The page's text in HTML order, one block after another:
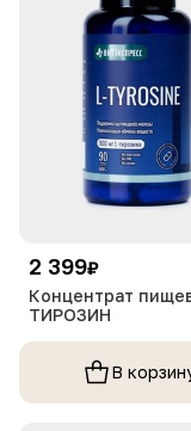
2 399₽
Концентрат
ТИРОЗИН
В